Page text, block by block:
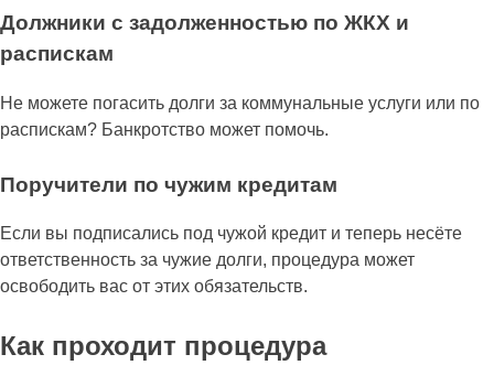
Должники с задолженностью по ЖКХ и
распискам
Не можете погасить долги за коммунальные услуги или по
распискам? Банкротство может помочь.
Поручители по чужим кредитам
Если вы подписались под чужой кредит и теперь несёте
ответственность за чужие долги, процедура может
освободить вас от этих обязательств.
Как проходит процедура